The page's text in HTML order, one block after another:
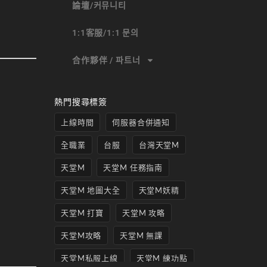
論壇/커뮤니티
1:1客服/1:1 문의
合作夥伴 / 파트너
熱門搜尋標簽
上線時間 伺服器合併通知
全職業 台服 台灣天堂M
天堂M 天堂M 任務指南
天堂M 地圖大全 天堂M妖精
天堂M 打寶 天堂M 攻略
天堂M攻略 天堂M 無課
天堂M私服上線 天堂M 練功點